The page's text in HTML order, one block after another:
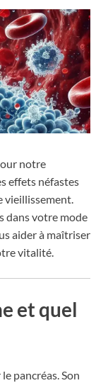
notre
effets néfastes
vieillissement.
dans votre mode
aider à maîtriser
vitalité.
et quel
pancréas. Son